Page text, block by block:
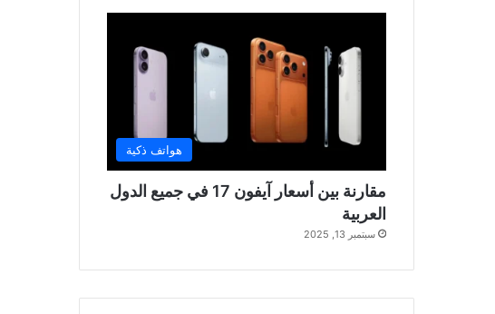
هواتف ذكية
مقارنة بين أسعار آيفون 17 في جميع الدول
العربية
سبتمبر 13, 2025